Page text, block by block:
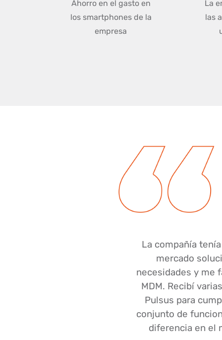
Ahorro en el gasto en
los smartphones de la
empresa
La
las
La compañía
mercado
necesidades y me
MDM. Recibí
Pulsus para
conjunto de
diferencia en el